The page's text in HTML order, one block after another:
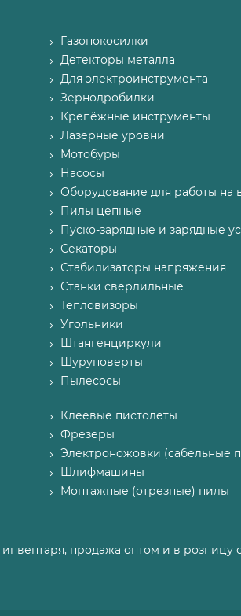
Газонокосилки
Детекторы металла
Для электроинструмента
Зернодробилки
Крепёжные инструменты
Лазерные уровни
Мотобуры
Насосы
Оборудование для работы на
Пилы цепные
Пуско-зарядные и зарядные
Секаторы
Стабилизаторы напряжения
Станки сверлильные
Тепловизоры
Угольники
Штангенциркули
Шуруповерты
Пылесосы
Клеевые пистолеты
Фрезеры
Электроножовки (сабельные
Шлифмашины
Монтажные (отрезные) пилы
продажа оптом и в розницу